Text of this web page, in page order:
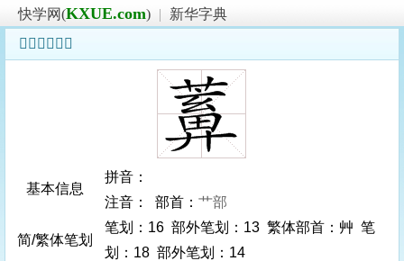
快学网(KXUE.com) |
新华字典
𦿤字基本信息
基本信息
拼音：
注音： 部首： 艹部
简/繁体笔划
笔划：16 部外笔划：13 繁体部首：艸 笔
划：18 部外笔划：14